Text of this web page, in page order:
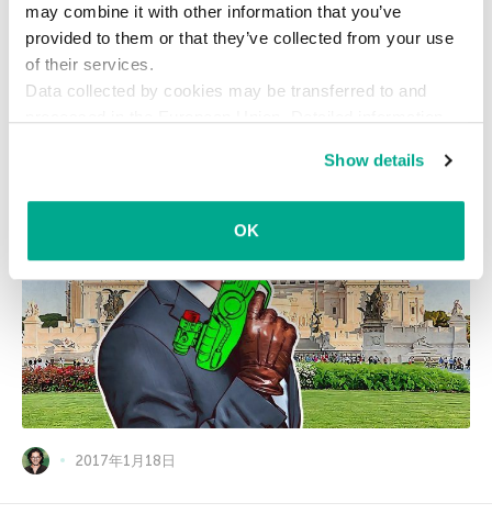
may combine it with other information that you’ve
provided to them or that they’ve collected from your use
of their services.
Data collected by cookies may be transferred to and
Show details
OK
イタリアの政府機関などから長年にわたり情報を収集していたマ
ルウェアEyePyramid。複雑で高度なマルウェアとの報道もあり
ますが、実際は単純なマルウェアで、作成者はサイバー犯罪の素
人でした。
2017年1月18日